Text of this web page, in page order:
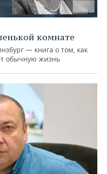
комнате
— книга о том, как
обычную жизнь